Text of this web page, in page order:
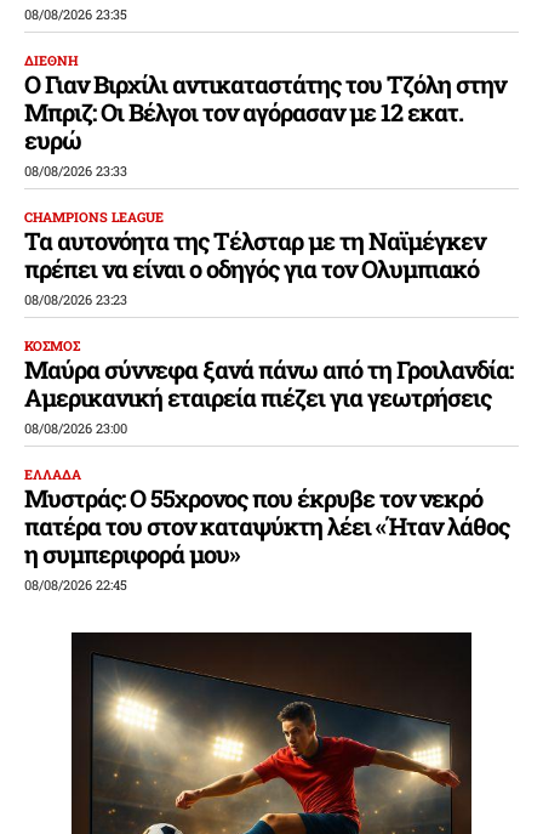
08/08/2026 23:35
ΔΙΕΘΝΗ
Ο Γιαν Βιρχίλι αντικαταστάτης του Τζόλη στην
Μπριζ: Οι Βέλγοι τον αγόρασαν με 12 εκατ.
ευρώ
08/08/2026 23:33
CHAMPIONS LEAGUE
Τα αυτονόητα της Τέλσταρ με τη Ναϊμέγκεν
πρέπει να είναι ο οδηγός για τον Ολυμπιακό
08/08/2026 23:23
ΚΟΣΜΟΣ
Μαύρα σύννεφα ξανά πάνω από τη Γροιλανδία:
Αμερικανική εταιρεία πιέζει για γεωτρήσεις
08/08/2026 23:00
ΕΛΛΑΔΑ
Μυστράς: Ο 55χρονος που έκρυβε τον νεκρό
πατέρα του στον καταψύκτη λέει «Ήταν λάθος
η συμπεριφορά μου»
08/08/2026 22:45